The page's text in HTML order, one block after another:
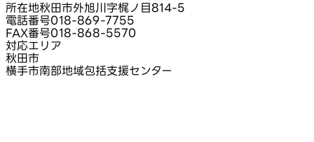
所在地秋田市外旭川字梶ノ目814‑5
電話番号018-869-7755
FAX番号018-868-5570
対応エリア
秋田市
横手市南部地域包括支援センター